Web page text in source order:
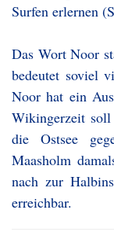
Surfen erlernen
Das Wort Noor
bedeutet soviel
Noor hat ein
Wikingerzeit
die Ostsee
Maasholm
nach zur
erreichbar.